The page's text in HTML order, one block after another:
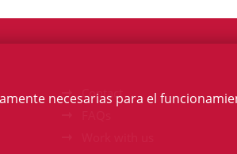
Contact
necesarias para el